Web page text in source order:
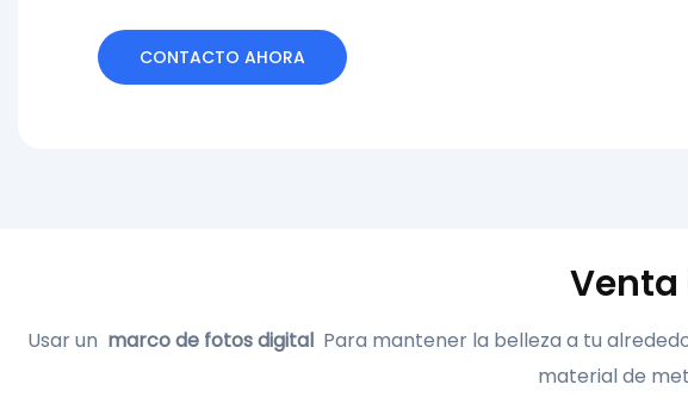
CONTACTO AHORA
Usar un marco de fotos digital Para mantener la belleza a tu
material de